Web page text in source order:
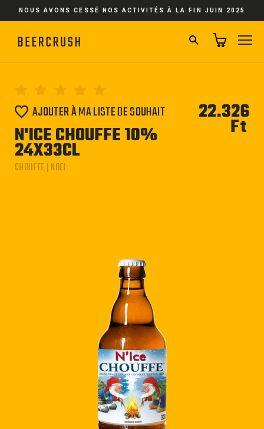
PasserNOUS AVONS CESSÉ NOS ACTIVITÉS À LA FIN JUIN 2025
RECHERCHER
AJOUTER À MA LISTE DE SOUHAIT
N'ICE CHOUFFE 10%
24X33CL
CHOUFFE | NOEL
22.326
Ft